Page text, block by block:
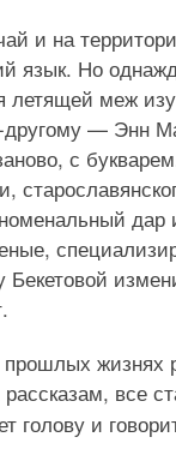
и на
язык. Но
летящей меж
другому — Энн
с
дар
Бекетовой
жизнях
все
голову и